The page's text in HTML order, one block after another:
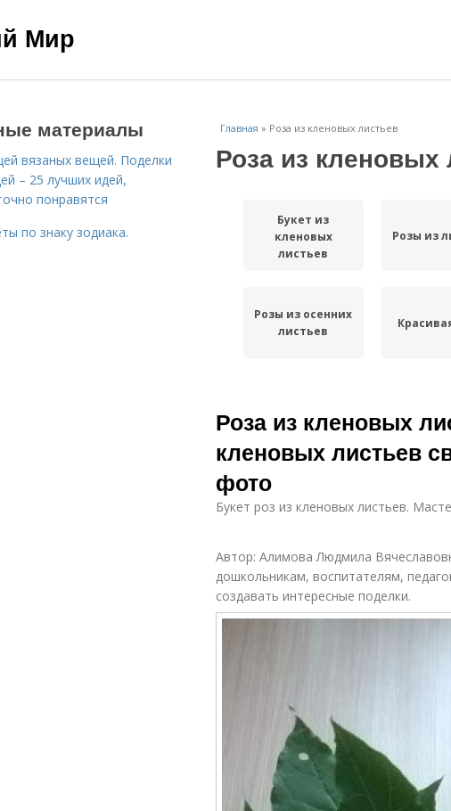
Мир
Главная » Роза из кленовых листьев
Роза из кленовых
Букет из
кленовых
листьев
Розы из
Розы из осенних
листьев
Роза из кленовых
кленовых листьев
фото
Букет роз из кленовых листьев.
Автор: Алимова Людмила
дошкольникам, воспитателям,
создавать интересные поделки.
материалы
вязаных вещей. Поделки
– 25 лучших идей,
понравятся
по знаку зодиака.